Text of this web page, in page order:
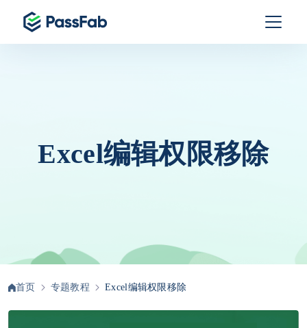
Excel编辑权限移除
首页 专题教程 Excel编辑权限移除